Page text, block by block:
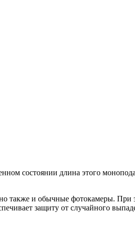
состоянии длина этого
также и обычные фотокамеры.
защиту от случайного